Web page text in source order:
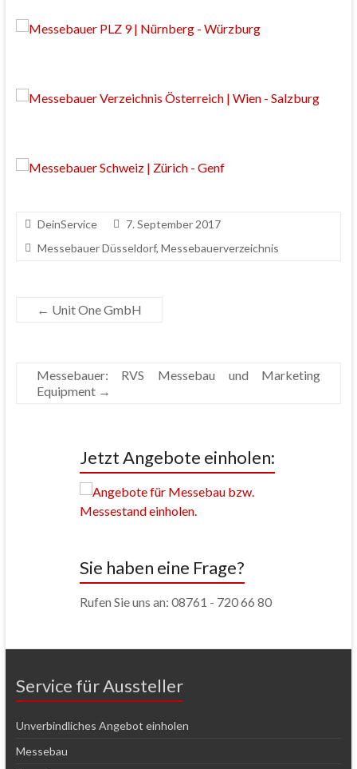
DeinService
7. September 2017
Messebauer Düsseldorf, Messebauerverzeichnis
← Unit One GmbH
Messebauer: RVS Messebau und Marketing
Equipment →
Jetzt Angebote einholen:
Sie haben eine Frage?
Rufen Sie uns an: 08761 - 720 66 80
Service für Aussteller
Unverbindliches Angebot einholen
Messebau